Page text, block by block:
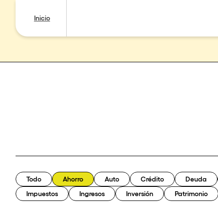
Inicio
Todo Ahorro Auto Crédito
Deuda
Impuestos
Ingresos Inversión Patrimonio